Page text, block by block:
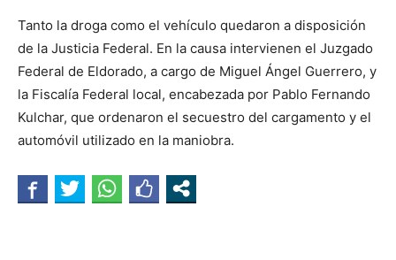
Tanto la droga como el vehículo quedaron a disposición
de la Justicia Federal. En la causa intervienen el Juzgado
Federal de Eldorado, a cargo de Miguel Ángel Guerrero, y
la Fiscalía Federal local, encabezada por Pablo Fernando
Kulchar, que ordenaron el secuestro del cargamento y el
automóvil utilizado en la maniobra.